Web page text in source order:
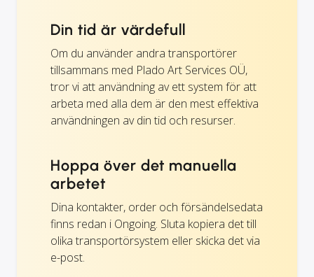
Din tid är värdefull
Om du använder andra transportörer
tillsammans med Plado Art Services OÜ,
tror vi att användning av ett system för att
arbeta med alla dem är den mest effektiva
användningen av din tid och resurser.
Hoppa över det manuella
arbetet
Dina kontakter, order och försändelsedata
finns redan i Ongoing. Sluta kopiera det till
olika transportörsystem eller skicka det via
e-post.